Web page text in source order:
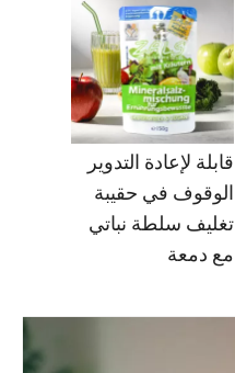
قابلة لإعادة التدوير
الوقوف في حقيبة
تغليف سلطة نباتي
مع دمعة